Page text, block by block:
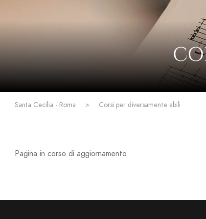
Santa Cecilia - Roma > Corsi per diversamente abili
Pagina in corso di aggiornamento